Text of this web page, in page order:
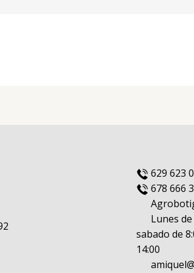
629 623
678 666
Lunes
sabado de
14:00